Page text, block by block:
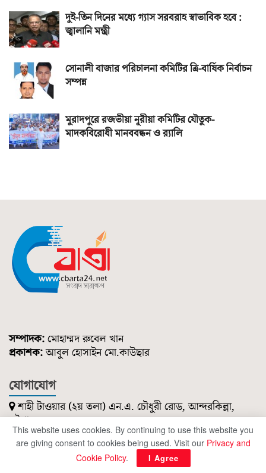
দুই-তিন দিনের মধ্যে গ্যাস সরবরাহ স্বাভাবিক হবে :
জ্বালানি মন্ত্রী
সোনালী বাজার পরিচালনা কমিটির ত্রি-বার্ষিক নির্বাচন
সম্পন্ন
মুরাদপুরে রজভীয়া নূরীয়া কমিটির যৌতুক-
মাদকবিরোধী মানববন্ধন ও র‌্যালি
সম্পাদক: মোহাম্মদ রুবেল খান
প্রকাশক:আবুল হোসাইন মো.কাউছার
যোগাযোগ
শাহী টাওয়ার (২য় তলা) এন.এ. চৌধুরী রোড, আন্দরকিল্লা,
চট্টগ্রাম।
০১৮৫১ ২১৪ ৭৪৭
cbartanews@gmail.com
This website uses cookies. By continuing to use this website you
are giving consent to cookies being used. Visit our Privacy and
Cookie Policy. I Agree